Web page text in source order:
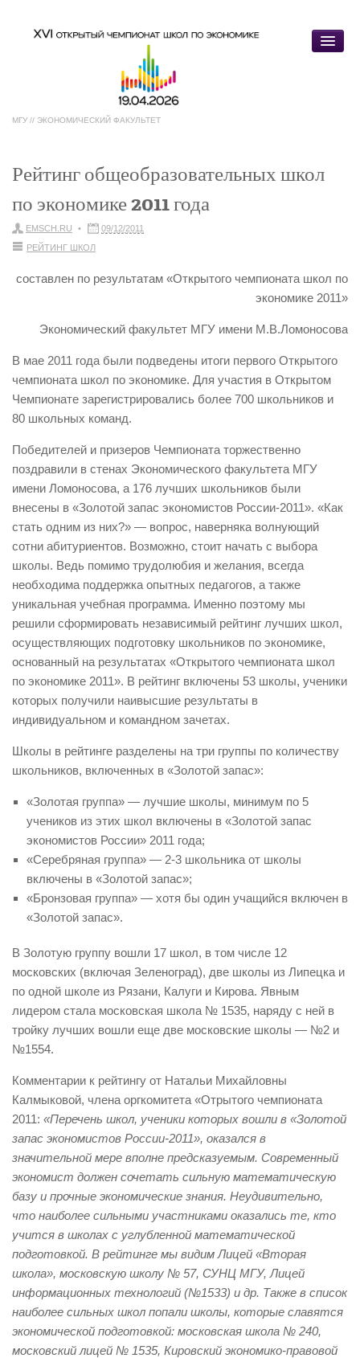
МГУ // ЭКОНОМИЧЕСКИЙ ФАКУЛЬТЕТ
Регистрации »
Регистрация участников
Организаторы
Положение и регламент Открытого
чемпионата школ по экономике —
Формат проведения
Контакты
FAQ по Открытому чемпионату
Интервью
Академическая сфера »
Александр Аузан
Александр Бегунц
Вадим Красков
Василий Колесов
Иван Лазарев
Леонид Григорьев
Михаил Палт
Михаил Хомич
Олег Ицхоки
Сергей Студников
Бизнес »
Александр Авраамов
Анатолий Бурносов
Анатолий Гавриленко
Ася Солнцева
Виталина Левашова
Владас Майминас
Денис Каминский
Рейтинг общеобразовательных школ
по экономике 2011 года
EMSCH.RU
09/12/2011
РЕЙТИНГ ШКОЛ
составлен по результатам «Открытого чемпионата школ по
экономике 2011»
Экономический факультет МГУ имени М.В.Ломоносова
В мае 2011 года были подведены итоги первого Открытого
чемпионата школ по экономике. Для участия в Открытом
Чемпионате зарегистрировались более 700 школьников и
80 школьных команд.
Победителей и призеров Чемпионата торжественно
поздравили в стенах Экономического факультета МГУ
имени Ломоносова, а 176 лучших школьников были
внесены в «Золотой запас экономистов России-2011». «Как
стать одним из них?» — вопрос, наверняка волнующий
сотни абитуриентов. Возможно, стоит начать с выбора
школы. Ведь помимо трудолюбия и желания, всегда
необходима поддержка опытных педагогов, а также
уникальная учебная программа. Именно поэтому мы
решили сформировать независимый рейтинг лучших школ,
осуществляющих подготовку школьников по экономике,
основанный на результатах «Открытого чемпионата школ
по экономике 2011». В рейтинг включены 53 школы, ученики
которых получили наивысшие результаты в
индивидуальном и командном зачетах.
Школы в рейтинге разделены на три группы по количеству
школьников, включенных в «Золотой запас»:
«Золотая группа» — лучшие школы, минимум по 5
учеников из этих школ включены в «Золотой запас
экономистов России» 2011 года;
«Серебряная группа» — 2-3 школьника от школы
включены в «Золотой запас»;
«Бронзовая группа» — хотя бы один учащийся включен в
«Золотой запас».
В Золотую группу вошли 17 школ, в том числе 12
московских (включая Зеленоград), две школы из Липецка и
по одной школе из Рязани, Калуги и Кирова. Явным
лидером стала московская школа № 1535, наряду с ней в
тройку лучших вошли еще две московские школы — №2 и
№1554.
Комментарии к рейтингу от Натальи Михайловны
Калмыковой, члена оргкомитета «Отрытого чемпионата
2011: «Перечень школ, ученики которых вошли в «Золотой
запас экономистов России-2011», оказался в
значительной мере вполне предсказуемым. Современный
экономист должен сочетать сильную математическую
базу и прочные экономические знания. Неудивительно,
что наиболее сильными участниками оказались те, кто
учится в школах с углубленной математической
подготовкой. В рейтинге мы видим Лицей «Вторая
школа», московскую школу № 57, СУНЦ МГУ, Лицей
информационных технологий (№1533) и др. Также в список
наиболее сильных школ попали школы, которые славятся
экономической подготовкой: московская школа № 240,
московский лицей № 1535, Кировский экономико-правовой